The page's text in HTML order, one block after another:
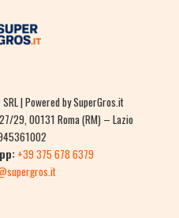
| Powered by SuperGros.it
29, 00131 Roma (RM) – Lazio
+39 375 678 6379